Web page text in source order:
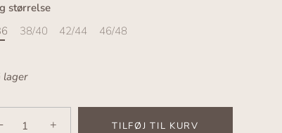
størrelse
38/40 42/44 46/48
lager
+ TILFØJ TIL KURV